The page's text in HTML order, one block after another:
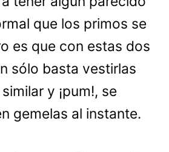
que los primos se
es que con estas dos
sólo basta vestirlas
y ¡pum!, se
gemelas al instante.